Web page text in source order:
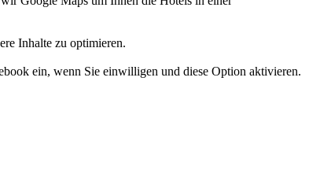
Inhalte zu optimieren.
ein, wenn Sie einwilligen und diese Option aktivieren.